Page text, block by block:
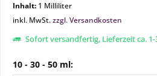
Inhalt: 1 Milliliter
inkl. MwSt.zzgl. Versandkosten
Sofort versandfertig, Lieferzeit ca.
10 - 30 - 50 ml: